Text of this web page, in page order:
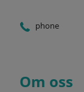
phone
Om oss